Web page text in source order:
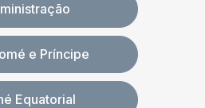
e Príncipe
Equatorial